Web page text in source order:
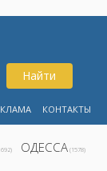
Найти
КОНТАКТЫ
ОДЕССА (1578)